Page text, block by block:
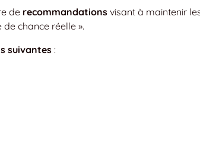
de recommandations visant à maintenir
chance réelle ».
suivantes :